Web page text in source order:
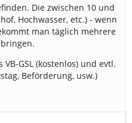
Die zwischen 10 und
Hochwasser, etc.) - wenn
man täglich mehrere
GSL (kostenlos) und evtl.
Beförderung, usw.)